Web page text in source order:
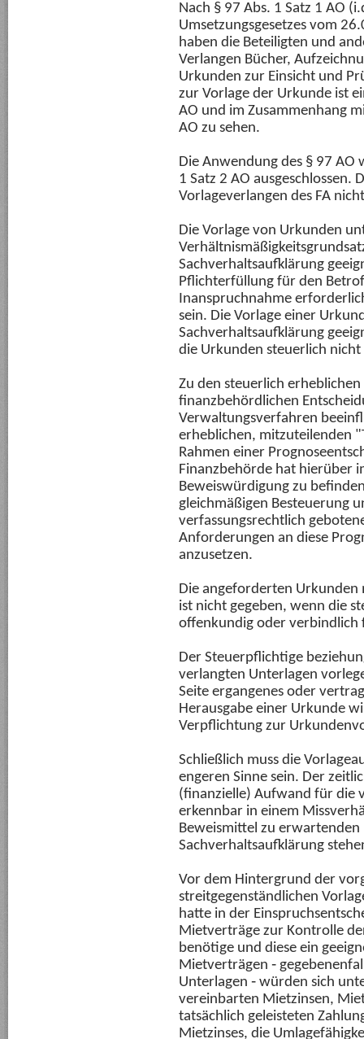
Nach § 97 Abs. 1 Satz 1 AO
Umsetzungsgesetzes vom
haben die Beteiligten und
Verlangen Bücher,
Urkunden zur Einsicht und
zur Vorlage der Urkunde ist
AO und im Zusammenhang
AO zu sehen.
Die Anwendung des § 97
1 Satz 2 AO ausgeschlossen.
Vorlageverlangen des FA
Die Vorlage von Urkunden
Sachverhaltsaufklärung
Pflichterfüllung für den
Inanspruchnahme
sein. Die Vorlage einer
Sachverhaltsaufklärung
die Urkunden steuerlich
Zu den steuerlich
finanzbehördlichen
Verwaltungsverfahren
erheblichen, mitzuteilenden
Rahmen einer
Finanzbehörde hat hierüber
Beweiswürdigung zu
gleichmäßigen Besteuerung
verfassungsrechtlich
Anforderungen an diese
anzusetzen.
Die angeforderten Urkunden
ist nicht gegeben, wenn die
offenkundig oder verbindlich
Der Steuerpflichtige
verlangten Unterlagen
Seite ergangenes oder
Herausgabe einer Urkunde
Verpflichtung zur
Schließlich muss die
engeren Sinne sein. Der
(finanzielle) Aufwand für die
erkennbar in einem
Beweismittel zu
Sachverhaltsaufklärung
Vor dem Hintergrund der
streitgegenständlichen
hatte in der
Mietverträge zur Kontrolle
benötige und diese ein
Mietverträgen ‑
Unterlagen ‑ würden sich
vereinbarten Mietzinsen,
tatsächlich geleisteten
Mietzinses, die